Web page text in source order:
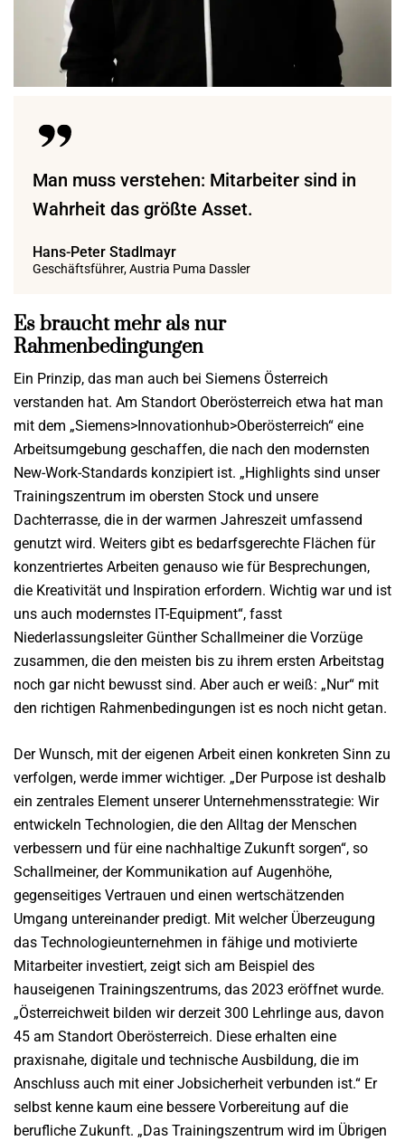
Man muss verstehen: Mitarbeiter sind in
Wahrheit das größte Asset.
Hans-Peter Stadlmayr
Geschäftsführer, Austria Puma Dassler
Es braucht mehr als nur
Rahmenbedingungen
Ein Prinzip, das man auch bei Siemens Österreich
verstanden hat. Am Standort Oberösterreich etwa hat man
mit dem „Siemens>Innovationhub>Oberösterreich“ eine
Arbeitsumgebung geschaffen, die nach den modernsten
New-Work-Standards konzipiert ist. „Highlights sind unser
Trainingszentrum im obersten Stock und unsere
Dachterrasse, die in der warmen Jahreszeit umfassend
genutzt wird. Weiters gibt es bedarfsgerechte Flächen für
konzentriertes Arbeiten genauso wie für Besprechungen,
die Kreativität und Inspiration erfordern. Wichtig war und ist
uns auch modernstes IT-Equipment“, fasst
Niederlassungsleiter Günther Schallmeiner die Vorzüge
zusammen, die den meisten bis zu ihrem ersten Arbeitstag
noch gar nicht bewusst sind. Aber auch er weiß: „Nur“ mit
den richtigen Rahmenbedingungen ist es noch nicht getan.
Der Wunsch, mit der eigenen Arbeit einen konkreten Sinn zu
verfolgen, werde immer wichtiger. „Der Purpose ist deshalb
ein zentrales Element unserer Unternehmensstrategie: Wir
entwickeln Technologien, die den Alltag der Menschen
verbessern und für eine nachhaltige Zukunft sorgen“, so
Schallmeiner, der Kommunikation auf Augenhöhe,
gegenseitiges Vertrauen und einen wertschätzenden
Umgang untereinander predigt. Mit welcher Überzeugung
das Technologieunternehmen in fähige und motivierte
Mitarbeiter investiert, zeigt sich am Beispiel des
hauseigenen Trainingszentrums, das 2023 eröffnet wurde.
„Österreichweit bilden wir derzeit 300 Lehrlinge aus, davon
45 am Standort Oberösterreich. Diese erhalten eine
praxisnahe, digitale und technische Ausbildung, die im
Anschluss auch mit einer Jobsicherheit verbunden ist.“ Er
selbst kenne kaum eine bessere Vorbereitung auf die
berufliche Zukunft. „Das Trainingszentrum wird im Übrigen